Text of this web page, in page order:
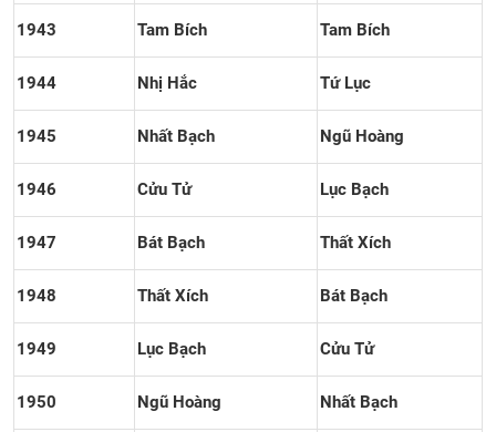
1943 Tam Bích Tam Bích
1944 Nhị Hắc Tứ Lục
1945 Nhất Bạch Ngũ Hoàng
1946 Cửu Tử Lục Bạch
1947 Bát Bạch Thất Xích
1948 Thất Xích Bát Bạch
1949 Lục Bạch Cửu Tử
1950 Ngũ Hoàng Nhất Bạch